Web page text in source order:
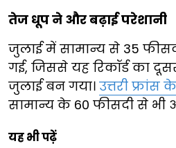
तेज धूप ने और बढ़ाई परेशानी
जुलाई में सामान्य से 35
गई, जिससे यह रिकॉर्ड का
जुलाई बन गया। उत्तरी फ्रांस
सामान्य के 60 फीसदी से भी
यह भी पढ़ें